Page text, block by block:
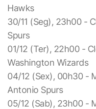
Hawks
30/11 (Seg), 23h00 -
Spurs
01/12 (Ter), 22h00 -
Washington Wizards
04/12 (Sex), 00h30 -
Antonio Spurs
05/12 (Sab), 23h00 -